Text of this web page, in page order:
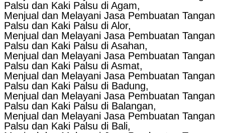
Palsu dan Kaki Palsu di Agam,
Menjual dan Melayani Jasa Pembuatan Tangan
Palsu dan Kaki Palsu di Alor,
Menjual dan Melayani Jasa Pembuatan Tangan
Palsu dan Kaki Palsu di Asahan,
Menjual dan Melayani Jasa Pembuatan Tangan
Palsu dan Kaki Palsu di Asmat,
Menjual dan Melayani Jasa Pembuatan Tangan
Palsu dan Kaki Palsu di Badung,
Menjual dan Melayani Jasa Pembuatan Tangan
Palsu dan Kaki Palsu di Balangan,
Menjual dan Melayani Jasa Pembuatan Tangan
Palsu dan Kaki Palsu di Bali,